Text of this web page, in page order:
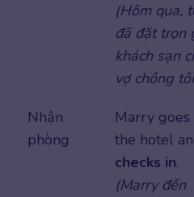
(Hôm qua,
đã đặt trọn
khách sạn
vợ chồng
Nhận
phòng
Marry goes
the hotel
checks in.
(Marry đến